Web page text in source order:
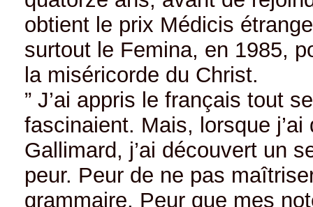
obtient le prix Médicis
surtout le Femina, en 1985,
la miséricorde du Christ.
” J’ai appris le français tout
fascinaient. Mais, lorsque
Gallimard, j’ai découvert un
peur. Peur de ne pas
grammaire. Peur que mes